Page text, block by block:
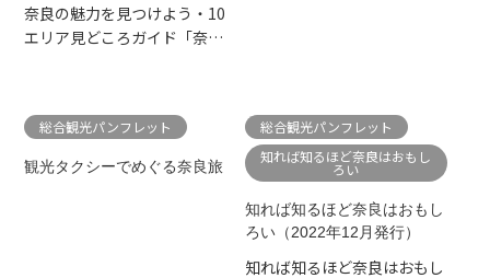
奈良の魅力を見つけよう・10
エリア見どころガイド「奈良
総合観光パンフレット
観光タクシーでめぐる奈良旅
総合観光パンフレット
知れば知るほど奈良はおもし
ろい
知れば知るほど奈良はおもし
ろい（2022年12月発行）
知れば知るほど奈良はおもし